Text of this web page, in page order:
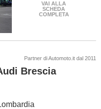
VAI ALLA
SCHEDA
COMPLETA
Partner di Automoto.it dal 2011
Brescia